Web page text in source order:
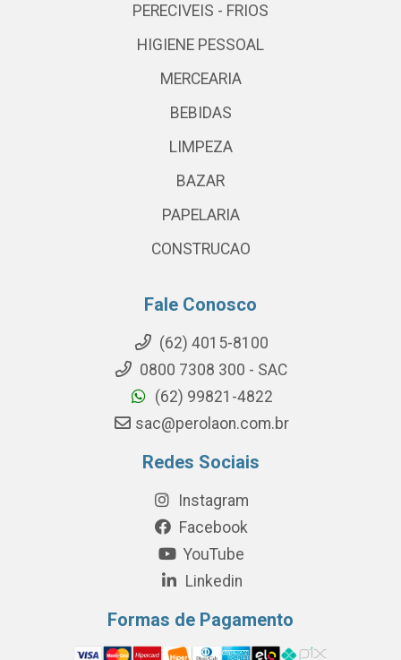
PERECIVEIS - FRIOS
HIGIENE PESSOAL
MERCEARIA
BEBIDAS
LIMPEZA
BAZAR
PAPELARIA
CONSTRUCAO
Fale Conosco
(62) 4015-8100
0800 7308 300 - SAC
(62) 99821-4822
sac@perolaon.com.br
Redes Sociais
Instagram
Facebook
YouTube
Linkedin
Formas de Pagamento